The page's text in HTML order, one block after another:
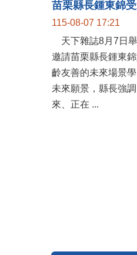
115-08-07 17:21
天下雜誌8月7日舉
邀請苗栗縣長鍾東
齡友善的未來場景
未來願景，縣長強
來、正在 ...